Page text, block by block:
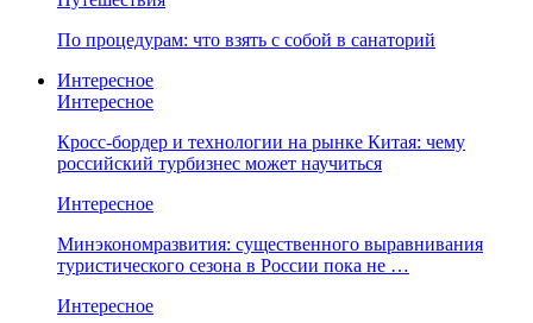
По процедурам: что взять с собой в санаторий
Интересное
Интересное
Кросс-бордер и технологии на рынке Китая: чему
российский турбизнес может научиться
Интересное
Минэкономразвития: существенного выравнивания
туристического сезона в России пока не …
Интересное